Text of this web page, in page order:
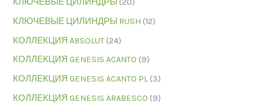
КЛЮЧЕВЫЕ ЦИЛИНДРЫ (20)
КЛЮЧЕВЫЕ ЦИЛИНДРЫ RUSH (12)
КОЛЛЕКЦИЯ ABSOLUT (24)
КОЛЛЕКЦИЯ GENESIS ACANTO (9)
КОЛЛЕКЦИЯ GENESIS ACANTO PL (3)
КОЛЛЕКЦИЯ GENESIS ARABESCO (9)